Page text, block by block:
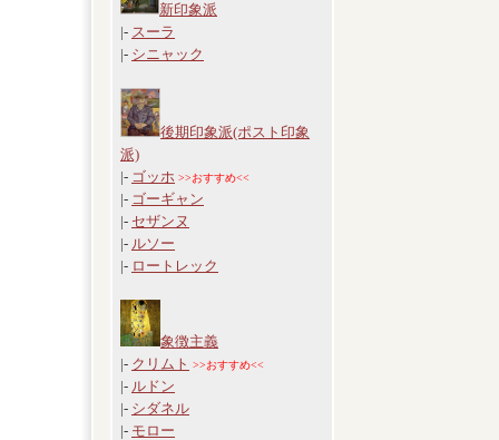
新印象派
|- スーラ
|- シニャック
後期印象派(ポスト印象
派)
|- ゴッホ >>おすすめ<<
|- ゴーギャン
|- セザンヌ
|- ルソー
|- ロートレック
象徴主義
|- クリムト >>おすすめ<<
|- ルドン
|- シダネル
|- モロー